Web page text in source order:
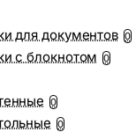
для документов 0
с блокнотом 0
0
0